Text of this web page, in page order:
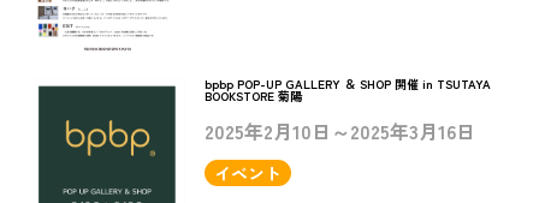
bpbp POP-UP GALLERY ＆ SHOP 開催 in TSUTAYA
BOOKSTORE 菊陽
2025年2月10日～2025年3月16日
イベント